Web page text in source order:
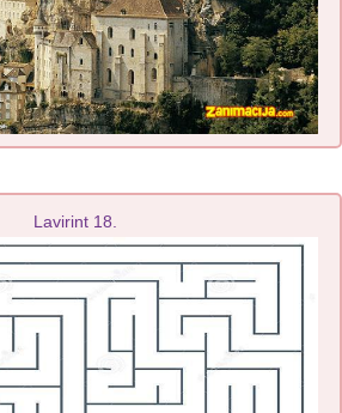
Lavirint 18.